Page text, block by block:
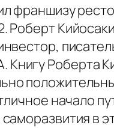
франшизу
Роберт
Роберта
начало
в